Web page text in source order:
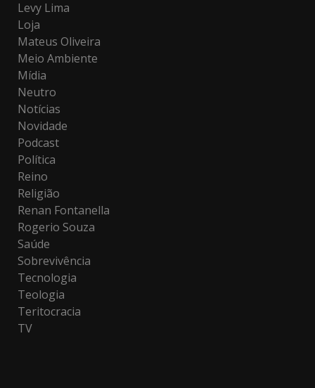
Levy Lima
Loja
Mateus Oliveira
Meio Ambiente
Mídia
Neutro
Notícias
Novidade
Podcast
Política
Reino
Religião
Renan Fontanella
Rogerio Souza
Saúde
Sobrevivência
Tecnologia
Teologia
Teritocracia
TV